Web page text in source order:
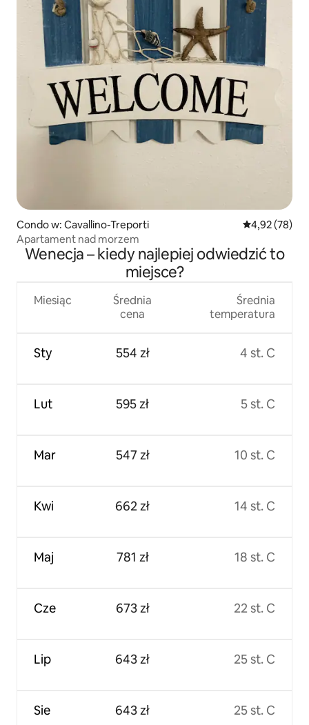
Condo w: Cavallino-Treporti Średnia
4,92 (78)
Apartament nad morzem
Wenecja – kiedy najlepiej odwiedzić to
miejsce?
Miesiąc
Sty
Lut
Mar
Kwi
Maj
Cze
Lip
Sie
Średnia
cena
554 zł
595 zł
547 zł
662 zł
781 zł
673 zł
643 zł
643 zł
Średnia
temperatura
4 st. C
5 st. C
10 st. C
14 st. C
18 st. C
22 st. C
25 st. C
25 st. C